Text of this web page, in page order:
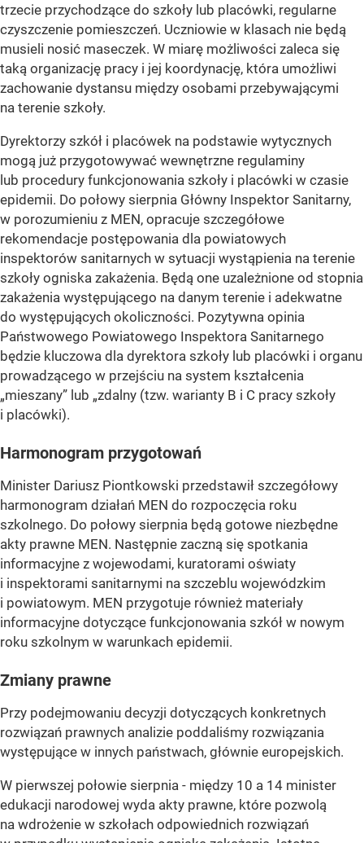
trzecie przychodzące do szkoły lub placówki, regularne
czyszczenie pomieszczeń. Uczniowie w klasach nie będą
musieli nosić maseczek. W miarę możliwości zaleca się
taką organizację pracy i jej koordynację, która umożliwi
zachowanie dystansu między osobami przebywającymi
na terenie szkoły.
Dyrektorzy szkół i placówek na podstawie wytycznych
mogą już przygotowywać wewnętrzne regulaminy
lub procedury funkcjonowania szkoły i placówki w czasie
epidemii. Do połowy sierpnia Główny Inspektor Sanitarny,
w porozumieniu z MEN, opracuje szczegółowe
rekomendacje postępowania dla powiatowych
inspektorów sanitarnych w sytuacji wystąpienia na terenie
szkoły ogniska zakażenia. Będą one uzależnione od stopnia
zakażenia występującego na danym terenie i adekwatne
do występujących okoliczności. Pozytywna opinia
Państwowego Powiatowego Inspektora Sanitarnego
będzie kluczowa dla dyrektora szkoły lub placówki i organu
prowadzącego w przejściu na system kształcenia
„mieszany” lub „zdalny (tzw. warianty B i C pracy szkoły
i placówki).
Harmonogram przygotowań
Minister Dariusz Piontkowski przedstawił szczegółowy
harmonogram działań MEN do rozpoczęcia roku
szkolnego. Do połowy sierpnia będą gotowe niezbędne
akty prawne MEN. Następnie zaczną się spotkania
informacyjne z wojewodami, kuratorami oświaty
i inspektorami sanitarnymi na szczeblu wojewódzkim
i powiatowym. MEN przygotuje również materiały
informacyjne dotyczące funkcjonowania szkół w nowym
roku szkolnym w warunkach epidemii.
Zmiany prawne
Przy podejmowaniu decyzji dotyczących konkretnych
rozwiązań prawnych analizie poddaliśmy rozwiązania
występujące w innych państwach, głównie europejskich.
W pierwszej połowie sierpnia - między 10 a 14 minister
edukacji narodowej wyda akty prawne, które pozwolą
na wdrożenie w szkołach odpowiednich rozwiązań